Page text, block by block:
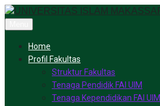
Skip
Home
Profil Fakultas
Struktur Fakultas
Tenaga Pendidik FAI UIM
Tenaga Kependidikan FAI UIM